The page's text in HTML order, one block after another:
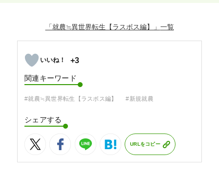
「就農≒異世界転生【ラスボス編】」
+3
関連キーワード
#就農≒異世界転生【ラスボス編】 #新規就農
シェアする
URLをコピー